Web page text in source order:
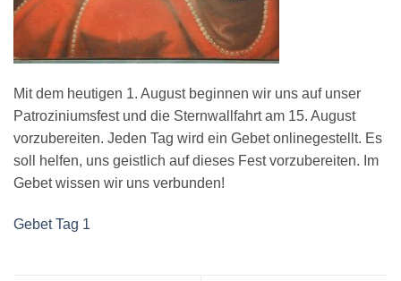
Mit dem heutigen 1. August beginnen wir uns auf unser
Patroziniumsfest und die Sternwallfahrt am 15. August
vorzubereiten. Jeden Tag wird ein Gebet onlinegestellt. Es
soll helfen, uns geistlich auf dieses Fest vorzubereiten. Im
Gebet wissen wir uns verbunden!
Gebet Tag 1